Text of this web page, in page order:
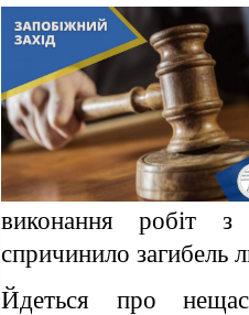
виконання робіт
спричинило загибель
Йдеться про